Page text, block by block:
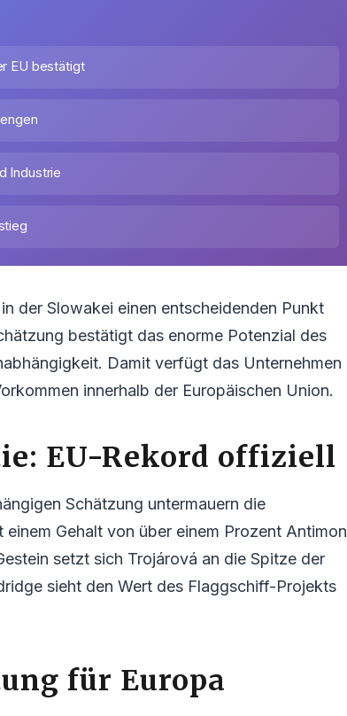
EU bestätigt
Industrie
der Slowakei einen entscheidenden Punkt
bestätigt das enorme Potenzial des
Damit verfügt das Unternehmen
innerhalb der Europäischen Union.
EU-Rekord offiziell
Schätzung untermauern die
Gehalt von über einem Prozent Antimon
setzt sich Trojárová an die Spitze der
sieht den Wert des Flaggschiff-Projekts
für Europa